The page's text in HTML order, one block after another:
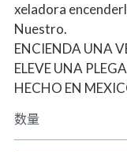
xeladora
Nuestro.
ENCIENDA UNA
ELEVE UNA
HECHO EN
数量